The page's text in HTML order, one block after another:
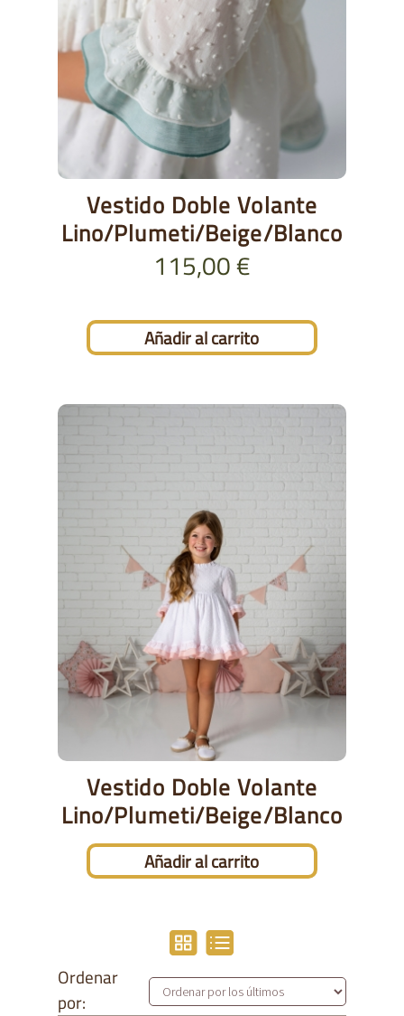
Vestido Doble Volante
Lino/Plumeti/Beige/Blanco
115,00€
Añadir al carrito
Vestido Doble Volante
Lino/plumeti/beige/blanco
Añadir al carrito
Ordenar
por: